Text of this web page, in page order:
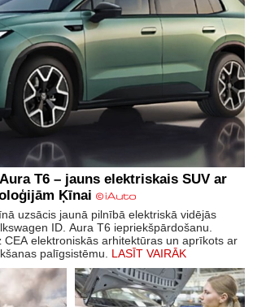
T6 – jauns elektriskais SUV ar
Ķīnai
uzsācis jaunā pilnībā elektriskā vidējās
ID. Aura T6 iepriekšpārdošanu.
CEA elektroniskās arhitektūras un aprīkots ar
palīgsistēmu. LASĪT VAIRĀK